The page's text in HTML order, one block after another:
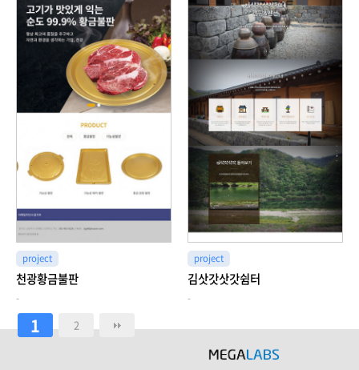
project
천광황금불판
-
project
김삿갓삿갓쉼터
-
1 2